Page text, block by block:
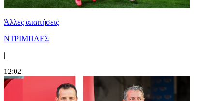
Άλλες απαιτήσεις
ΝΤΡΙΜΠΛΕΣ
|
12:02